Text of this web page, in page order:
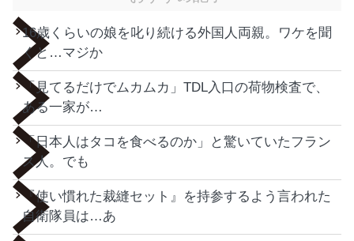
16歳くらいの娘を叱り続ける外国人両親。ワケを聞
くと…マジか
「見てるだけでムカムカ」TDL入口の荷物検査で、
ある一家が…
「日本人はタコを食べるのか」と驚いていたフラン
ス人。でも
『使い慣れた裁縫セット』を持参するよう言われた
自衛隊員は…あ